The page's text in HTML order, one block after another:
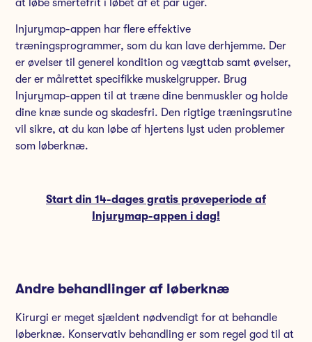
at løbe smertefrit i løbet af et par uger.
Injurymap-appen har flere effektive
træningsprogrammer, som du kan lave derhjemme. Der
er øvelser til generel kondition og vægttab samt øvelser,
der er målrettet specifikke muskelgrupper. Brug
Injurymap-appen til at træne dine benmuskler og holde
dine knæ sunde og skadesfri. Den rigtige træningsrutine
vil sikre, at du kan løbe af hjertens lyst uden problemer
som løberknæ.
Start din 14-dages gratis prøveperiode af
Injurymap-appen i dag!
Andre behandlinger af løberknæ
Kirurgi er meget sjældent nødvendigt for at behandle
løberknæ. Konservativ behandling er som regel god til at